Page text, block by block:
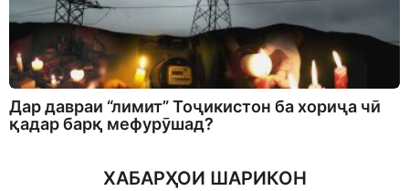
Дар давраи “лимит” Тоҷикистон ба хориҷа чӣ
қадар барқ мефурӯшад?
ХАБАРҲОИ ШАРИКОН